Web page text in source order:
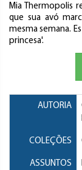
Mia Thermopolis
que sua avó
mesma semana.
princesa'.
AUTORIA
COLEÇÕES
ASSUNTOS